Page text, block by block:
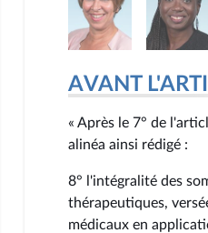
18 octobre 2024
18 octobre 2024
18 octobre 2024
19 octobre 2024
19 octobre 2024
18 octobre 2024
18 octobre 2024
AVANT
« Après le 7° de
alinéa ainsi rédigé :
8° l'intégralité des
thérapeutiques,
médicaux en